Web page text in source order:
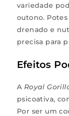
variedade
outono.
drenado e
precisa para
Efeitos
A Royal
psicoativa,
Por ser um